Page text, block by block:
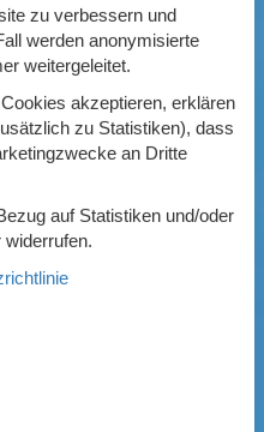
zu verbessern und
werden anonymisierte
weitergeleitet.
akzeptieren, erklären
zu Statistiken), dass
an Dritte
auf Statistiken und/oder
widerrufen.